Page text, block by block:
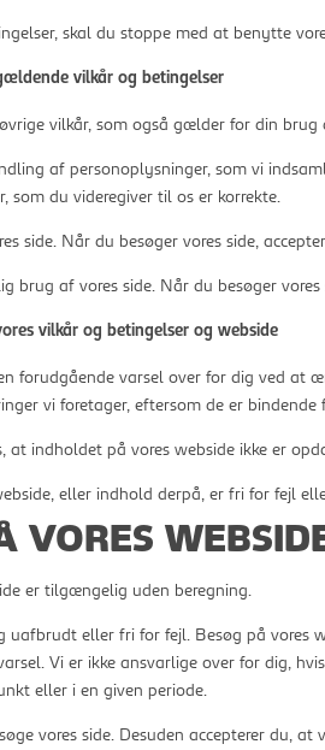
skal du stoppe med at benytte
vilkår og betingelser
vilkår, som også gælder for din brug
af personoplysninger, som vi
som du videregiver til os er korrekte.
side. Når du besøger vores side,
af vores side. Når du besøger
vilkår og betingelser og webside
varsel over for dig ved at
vi foretager, eftersom de er bindende
indholdet på vores webside ikke er
eller indhold derpå, er fri for fejl
VORES
er tilgængelig uden beregning.
eller fri for fejl. Besøg på vores
Vi er ikke ansvarlige over for dig,
eller i en given periode.
vores side. Desuden accepterer du,